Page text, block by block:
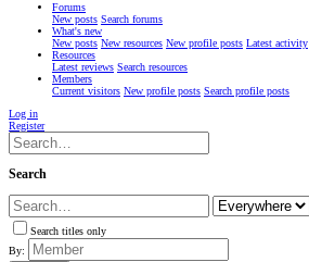
Forums
New posts Search forums
What's new
New posts New resources New profile posts Latest activity
Resources
Latest reviews Search resources
Members
Current visitors New profile posts Search profile posts
Log in
Register
Search
Search titles only
By: